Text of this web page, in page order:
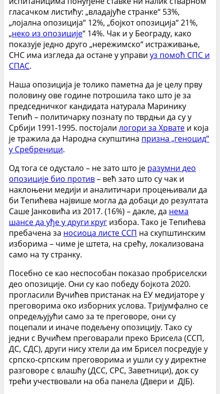
гласачком листићу: „владајуће странке“ 53%,
„лојална опозиција“ 12%, „бојкот опозиција“ 21%,
„неко из опозиције“ 14%. Чак и у Београду, како
показује једно друго „нережимско“ истраживање,
СНС има изгледа да остане у управи уз помоћ СПС и
СПАС.
Наша опозиција је толико паметна да је целу прву
половину ове године потрошила тако што је за
председничког кандидата натурала Маринику
Тепић – политичарку познату по тврдњи да су у
Србији 1991-1995. постојали логори за Хрвате и која
је тражила да Народна скупштина призна „геноцид“
у Сребреници.
Од тога се одустало – не зато што је разумни део
опозиције био против– већ зато што су чак и
наклоњени медији и аналитичари процењивали да
би Тепићева највише могла да добаци до резултата
Саше Јанковића из 2017. (16%) – дакле, да нема
шансе да уђе у други круг избора. Тако је Тепићева
пребачена за носиоца листе ССП на скупштинским
изборима – чиме је штета, на срећу, локализована
само на ту странку.
Посебно се као неспособан показао пробриселски
део опозиције. Они су као победу бојкота 2020.
прогласили Вучићев пристанак на ЕУ медијаторе у
преговорима око изборних услова. Тријумфално се
опредељујући само за те преговоре, они су
поцепали и иначе подељену опозицију. Тако су
једни с Вучићем преговарали преко Брисела (ССП,
ДС, СДС), други нису хтели да им Брисел посредује у
српско-српским преговорима и ушли су у директне
разговоре с влашћу (ДСС, СРС, Заветници), док су
трећи учествовали на оба панела (Двери и ДЈБ).